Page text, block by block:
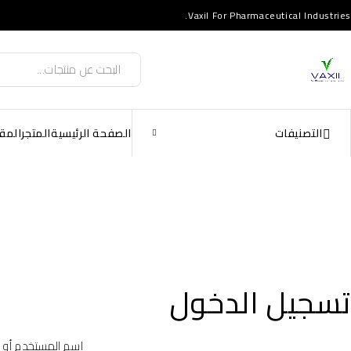
Vaxil For Pharmaceutical Industries.
التصنيفات الصفحة الرئيسيةالمتجر
تسجيل الدخول
اسم المستخدم أو